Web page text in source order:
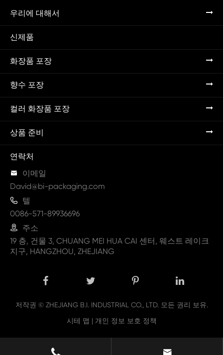
우리에 대해서
신제품
화장품 포장
향수 포장
컬러 화장품 포장
상품 준비
연락처
 이메일
David@bi-packaging.com
 텔
0086-571-89936696
 주소
19 층, 건물 3, CHUANG MEI HUA CAI 센터, 웨스트 레이크
지구, HANGZHOU, ZHEJIANG
저작권 © ZHEJIANG B.I. INDUSTRIAL CO., LTD.모든 권리 보유.
시테 맵 | 개인 정보 보호 정책
 